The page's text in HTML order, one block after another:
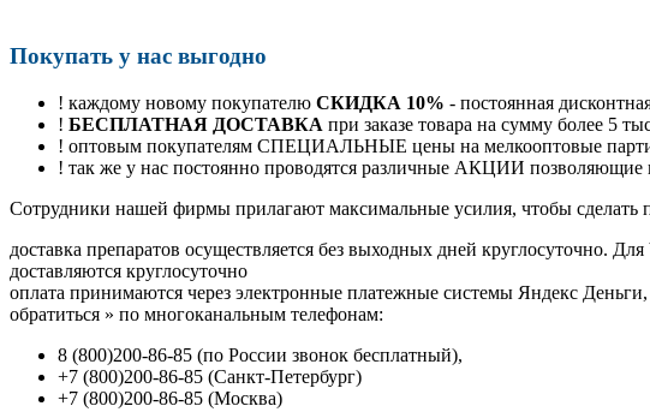
Покупать у нас выгодно
! каждому новому покупателю СКИДКА 10% - постоянная
! БЕСПЛАТНАЯ ДОСТАВКА при заказе товара на сумму более 5
! оптовым покупателям СПЕЦИАЛЬНЫЕ цены на мелкооптовые
! так же у нас постоянно проводятся различные АКЦИИ
Cотрудники нашей фирмы прилагают максимальные усилия, чтобы сделать
доставка препаратов осуществляется без выходных дней круглосуточно.
доставляются круглосуточно
оплата принимаются через электронные платежные системы Яндекс
обратиться » по многоканальным телефонам:
8 (800)200-86-85 (по России звонок бесплатный),
+7 (800)200-86-85 (Санкт-Петербург)
+7 (800)200-86-85 (Москва)